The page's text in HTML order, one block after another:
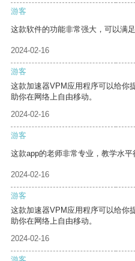
游客
这款软件的功能非常强大，可以满
2024-02-16
游客
这款加速器VPM应用程序可以给你
助你在网络上自由移动。
2024-02-16
游客
这款app的老师非常专业，教学水平
2024-02-16
游客
这款加速器VPM应用程序可以给你
助你在网络上自由移动。
2024-02-16